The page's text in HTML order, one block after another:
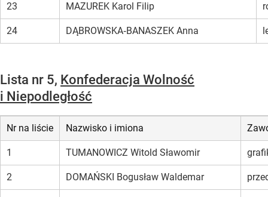
23 MAZUREK Karol Filip
24 DĄBROWSKA‑BANASZEK Anna
Lista nr 5, Konfederacja Wolność
i Niepodległość
Nr na liście Nazwisko i imiona
1 TUMANOWICZ Witold Sławomir
2 DOMAŃSKI Bogusław Waldemar